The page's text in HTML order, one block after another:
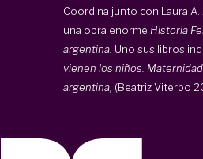
Coordina junto con Laura
una obra enorme Historia
argentina. Uno sus libros
vienen los niños.
argentina, (Beatriz Viterbo